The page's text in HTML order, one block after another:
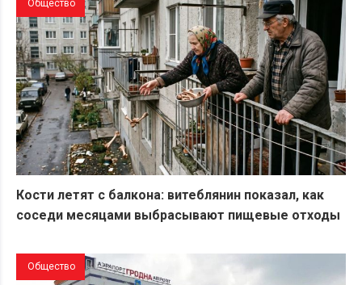
Общество
Кости летят с балкона: витеблянин показал, как
соседи месяцами выбрасывают пищевые отходы
Общество